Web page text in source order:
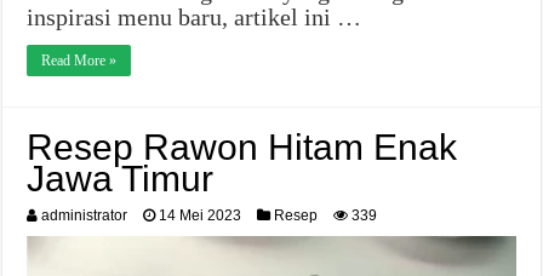
inspirasi menu baru, artikel ini …
Read More »
Resep Rawon Hitam Enak
Jawa Timur
administrator 14 Mei 2023 Resep 339